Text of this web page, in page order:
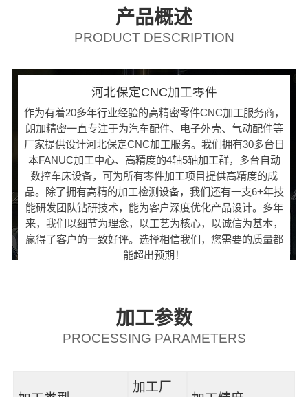
产品概述
PRODUCT DESCRIPTION
河北保定CNC加工零件
作为有着20多年行业经验的高精密零件CNC加工服务商，
朗加精密一直专注于为汽车配件、电子外壳、气动配件等
厂家提供设计河北保定CNC加工服务。我们拥有30多台日
本FANUC加工中心、高精度的4轴5轴加工群，多台自动
数控车床设备，可为所有零件加工项目提供高精度的成
品。除了拥有高精的加工检测设备，我们还有一支6+年技
能研发团队钻研技术，能为客户深度优化产品设计。多年
来，我们以细节为理念，以工艺为核心，以诚信为基本，
赢得了客户的一致好评。选择相信我们，您需要的质量都
能超出预期！
加工参数
PROCESSING PARAMETERS
加工厂